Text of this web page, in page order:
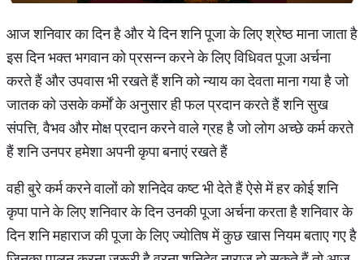
आज शनिवार का दिन है और ये दिन शनि पूजा के लिए श्रेष्ठ माना जाता है
इस दिन भक्त भगवान को प्रसन्न करने के लिए विधिवत पूजा अर्चना
करते हैं और उपवास भी रखते हैं शनि को न्याय का देवता माना गया है जो
जातक को उसके कर्माें के अनुसार ही फल प्रदान करते हैं शनि सुख
संपत्ति, वैभव और मोक्ष प्रदान करने वाले ग्रह है जो लोग अच्छे कर्म करते
हैं शनि उनपर हमेशा अपनी कृपा बनाएं रखते हैं
वही बुरे कर्म करने वालों को शनिदेव कष्ट भी देते हैं ऐसे में हर कोई शनि
कृपा पाने के लिए शनिवार के दिन उनकी पूजा अर्चना करता है शनिवार के
दिन शनि महाराज की पूजा के लिए ज्योतिष में कुछ खास नियम बताए गए है